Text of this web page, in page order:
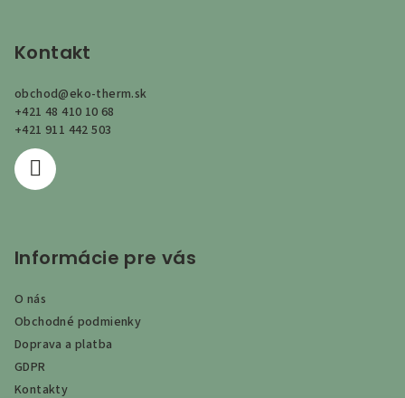
Kontakt
obchod@eko-therm.sk
+421 48 410 10 68
+421 911 442 503
Informácie pre vás
O nás
Obchodné podmienky
Doprava a platba
GDPR
Kontakty